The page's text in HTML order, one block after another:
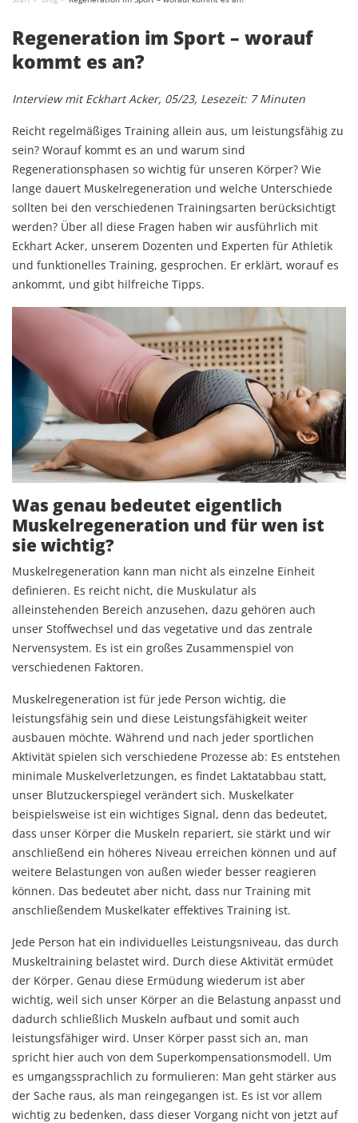
Regeneration im Sport – worauf
kommt es an?
Interview mit Eckhart Acker, 05/23, Lesezeit: 7 Minuten
Reicht regelmäßiges Training allein aus, um leistungsfähig zu
sein? Worauf kommt es an und warum sind
Regenerationsphasen so wichtig für unseren Körper? Wie
lange dauert Muskelregeneration und welche Unterschiede
sollten bei den verschiedenen Trainingsarten berücksichtigt
werden? Über all diese Fragen haben wir ausführlich mit
Eckhart Acker, unserem Dozenten und Experten für Athletik
und funktionelles Training, gesprochen. Er erklärt, worauf es
ankommt, und gibt hilfreiche Tipps.
Was genau bedeutet eigentlich
Muskelregeneration und für wen ist
sie wichtig?
Muskelregeneration kann man nicht als einzelne Einheit
definieren. Es reicht nicht, die Muskulatur als
alleinstehenden Bereich anzusehen, dazu gehören auch
unser Stoffwechsel und das vegetative und das zentrale
Nervensystem. Es ist ein großes Zusammenspiel von
verschiedenen Faktoren.
Muskelregeneration ist für jede Person wichtig, die
leistungsfähig sein und diese Leistungsfähigkeit weiter
ausbauen möchte. Während und nach jeder sportlichen
Aktivität spielen sich verschiedene Prozesse ab: Es entstehen
minimale Muskelverletzungen, es findet Laktatabbau statt,
unser Blutzuckerspiegel verändert sich. Muskelkater
beispielsweise ist ein wichtiges Signal, denn das bedeutet,
dass unser Körper die Muskeln repariert, sie stärkt und wir
anschließend ein höheres Niveau erreichen können und auf
weitere Belastungen von außen wieder besser reagieren
können. Das bedeutet aber nicht, dass nur Training mit
anschließendem Muskelkater effektives Training ist.
Jede Person hat ein individuelles Leistungsniveau, das durch
Muskeltraining belastet wird. Durch diese Aktivität ermüdet
der Körper. Genau diese Ermüdung wiederum ist aber
wichtig, weil sich unser Körper an die Belastung anpasst und
dadurch schließlich Muskeln aufbaut und somit auch
leistungsfähiger wird. Unser Körper passt sich an, man
spricht hier auch von dem Superkompensationsmodell. Um
es umgangssprachlich zu formulieren: Man geht stärker aus
der Sache raus, als man reingegangen ist. Es ist vor allem
wichtig zu bedenken, dass dieser Vorgang nicht von jetzt auf